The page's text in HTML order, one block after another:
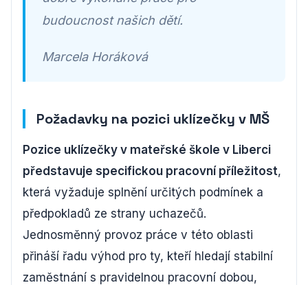
budoucnost našich dětí.
Marcela Horáková
Požadavky na pozici uklízečky v MŠ
Pozice uklízečky v mateřské škole v Liberci
představuje specifickou pracovní příležitost,
která vyžaduje splnění určitých podmínek a
předpokladů ze strany uchazečů.
Jednosměnný provoz práce v této oblasti
přináší řadu výhod pro ty, kteří hledají stabilní
zaměstnání s pravidelnou pracovní dobou,